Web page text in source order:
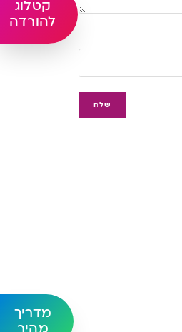
קטלוג
להורדה
מדריך